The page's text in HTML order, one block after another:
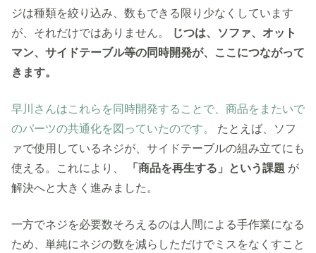
ジは種類を絞り込み、数もできる限り少なくしています
が、それだけではありません。
じつは、ソファ、オット
マン、サイドテーブル等の同時開発が、ここにつながって
きます。
早川さんはこれらを同時開発することで、商品をまたいで
のパーツの共通化を図っていたのです。 たとえば、ソフ
ァで使用しているネジが、サイドテーブルの組み立てにも
使える。これにより、
「商品を再生する」という課題 が
解決へと大きく進みました。
一方でネジを必要数そろえるのは人間による手作業になる
ため、単純にネジの数を減らしただけでミスをなくすこと